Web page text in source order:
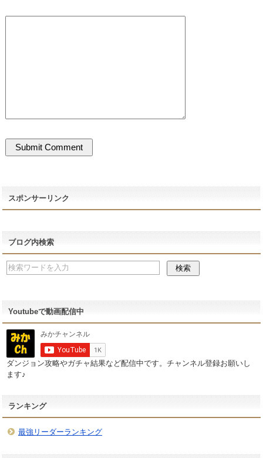
スポンサーリンク
ブログ内検索
Youtubeで動画配信中
ダンジョン攻略やガチャ結果など配信中です。チャンネル登録お願いし
ます♪
ランキング
最強リーダーランキング